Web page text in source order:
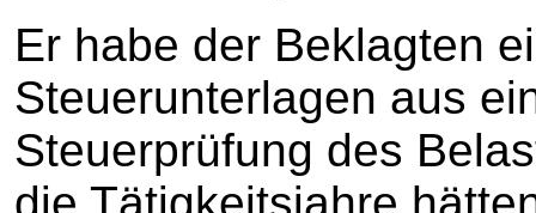
Er habe der Beklagten
Steuerunterlagen aus
Steuerprüfung des